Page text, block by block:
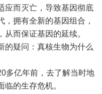
应而灭亡，导致基因彻底
拥有全新的基因组合，
而保证基因的延续。
的疑问：真核生物为什么
多亿年前，去了解当时地
的生存危机。